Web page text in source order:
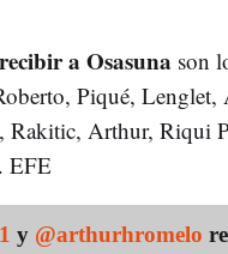
a Osasuna son
Piqué,
Arthur, Riqui
EFE
y @arthurhromelo